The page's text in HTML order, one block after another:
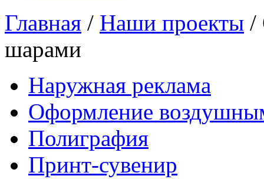
Главная / Наши проекты /
шарами
Наружная реклама
Оформление
Полиграфия
Принт-сувенир